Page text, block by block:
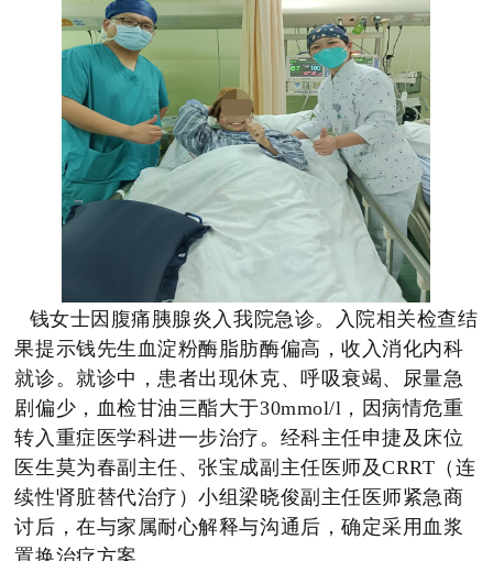
钱女士因腹痛胰腺炎入我院急诊。入院相关检查结
果提示钱先生血淀粉酶脂肪酶偏高，收入消化内科
就诊。就诊中，患者出现休克、呼吸衰竭、尿量急
剧偏少，血检甘油三酯大于30mmol/l，因病情危重
转入重症医学科进一步治疗。经科主任申捷及床位
医生莫为春副主任、张宝成副主任医师及CRRT（连
续性肾脏替代治疗）小组梁晓俊副主任医师紧急商
讨后，在与家属耐心解释与沟通后，确定采用血浆
置换治疗方案。